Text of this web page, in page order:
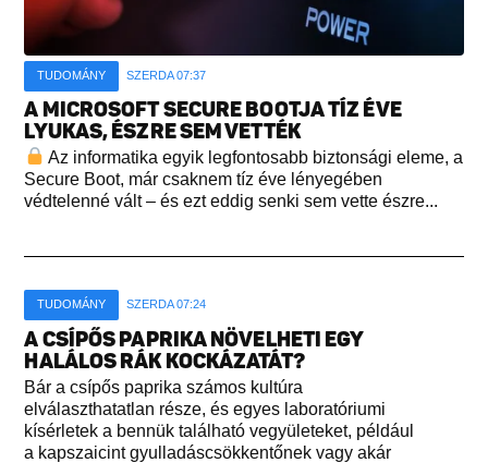
TUDOMÁNY SZERDA 07:37
A MICROSOFT SECURE BOOTJA TÍZ ÉVE
LYUKAS, ÉSZRE SEM VETTÉK
Az informatika egyik legfontosabb biztonsági eleme, a
Secure Boot, már csaknem tíz éve lényegében
védtelenné vált – és ezt eddig senki sem vette észre...
TUDOMÁNY SZERDA 07:24
A CSÍPŐS PAPRIKA NÖVELHETI EGY
HALÁLOS RÁK KOCKÁZATÁT?
Bár a csípős paprika számos kultúra
elválaszthatatlan része, és egyes laboratóriumi
kísérletek a bennük található vegyületeket, például
a kapszaicint gyulladáscsökkentőnek vagy akár